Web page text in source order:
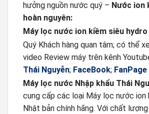
hưởng nguồn nước quý – N ước ion
hoàn nguyên:
Máy lọc nước ion kiềm siêu hydro
Quý Khách hàng quan tâm; có thể
video Review máy trên kênh
Thái Nguyễn; FaceBook; FanPage
Máy lọc nước Nhập khẩu Thái
cung cấp các loại Máy lọc nước ion
Nhật bản chính hãng. Với chất